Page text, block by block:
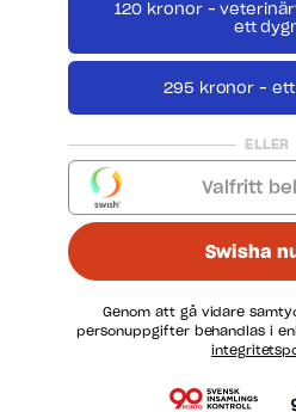
120 kronor –
ett
295 kronor –
ELLER
Valfritt belopp
Swisha
Genom att gå vidare
personuppgifter behandlas i